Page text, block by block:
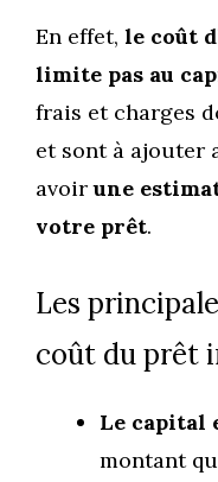
En effet, le coût
limite pas au
frais et charges
et sont à ajouter
avoirune
votre prêt.
Les
coût du prêt
Le capital
montant